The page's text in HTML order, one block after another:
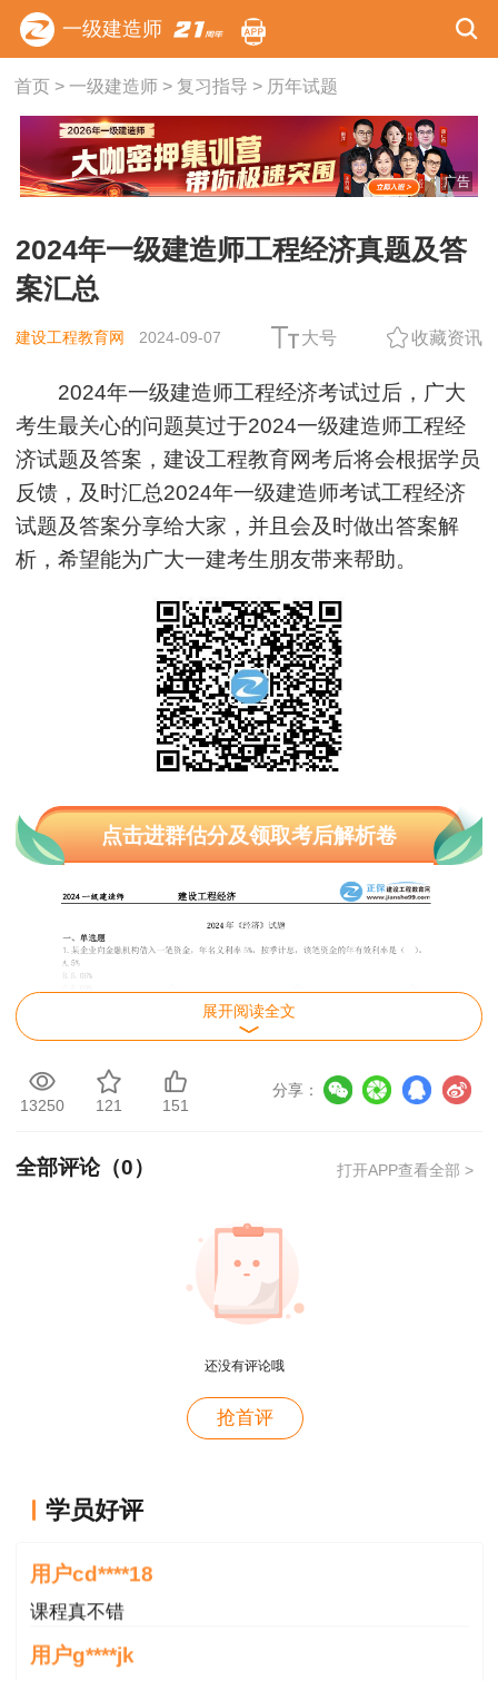
一级建造师
首页> 一级建造师> 复习指导 > 历年试题
广告
2024年一级建造师工程经济真题及答
案汇总
建设工程教育网 2024-09-07 大号 收藏资讯
2024年一级建造师工程经济考试过后，广大
考生最关心的问题莫过于2024一级建造师工程经
济试题及答案，建设工程教育网考后将会根据学员
反馈，及时汇总2024年一级建造师考试工程经济
试题及答案分享给大家，并且会及时做出答案解
析，希望能为广大一建考生朋友带来帮助。
点击进群估分及领取考后解析卷
展开阅读全文
13250 121 151
分享：
全部评论（0） 打开APP查看全部 >
还没有评论哦
抢首评
学员好评
老师讲的深入浅出，风趣幽默。编的记忆口诀也很助
用户zh****86
用户cd****18
课程真不错
用户g****jk